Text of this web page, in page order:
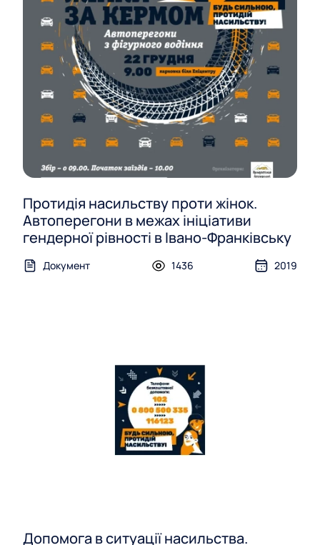
Протидія насильству проти жінок.
Автоперегони в межах ініціативи
гендерної рівності в Івано-Франківську
Документ 1436 2019
Допомога в ситуації насильства.